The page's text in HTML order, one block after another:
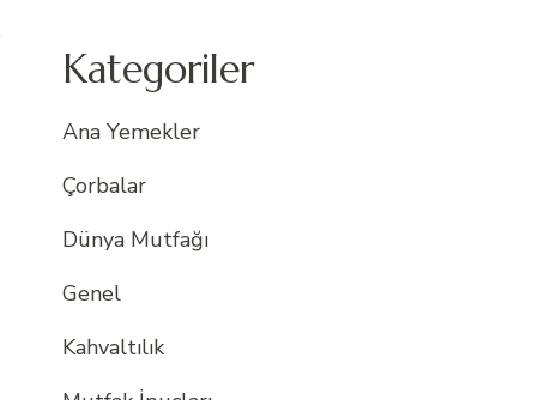
Kategoriler
Ana Yemekler
Çorbalar
Dünya Mutfağı
Genel
Kahvaltılık